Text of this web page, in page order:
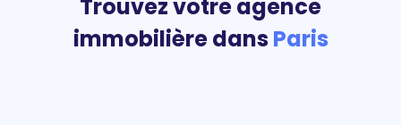
Trouvez votre agence
immobilière dansParis